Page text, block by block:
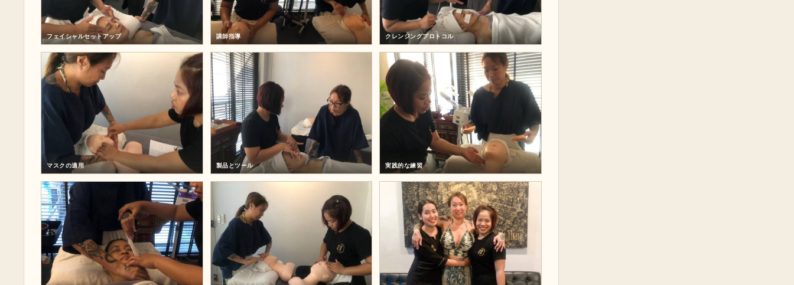
フェイシャルセットアップ 講師指導 クレンジングプロトコル
マスクの適用 製品とツール 実践的な練習